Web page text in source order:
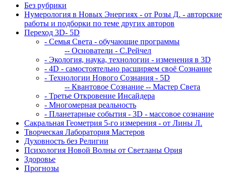
Без рубрики
Нумерология в Новых Энергиях - от Розы Д. - авторские
работы и подборки по теме других авторов
Переход 3D- 5D
- Семья Света - обучающие программы
-- Основатели - С.Рейчел
- Экология, наука, технологии - изменения в 3D
- 4D - самостоятельно расширяем своё Сознание
- Технологии Нового Сознания - 5D
-- Квантовое Сознание -- Мастер Света
- Третье Откровение Инсайдера
- Многомерная реальность
- Планетарные события - 3D - массовое сознание
Сакральная Геометрия 5-го измерения - от Лины Л.
Творческая Лаборатория Мастеров
Духовность без Религии
Психология Новой Волны от Светланы Ория
Здоровье
Прогнозы